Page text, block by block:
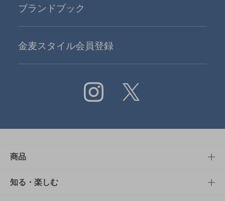
ブランドブック
金麦スタイル会員登録
Instagram
商品
商品TOP
知る・楽しむ